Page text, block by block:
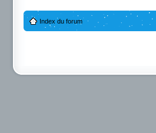
Index du forum